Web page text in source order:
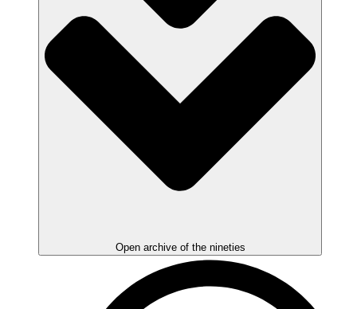
Open archive of the nineties